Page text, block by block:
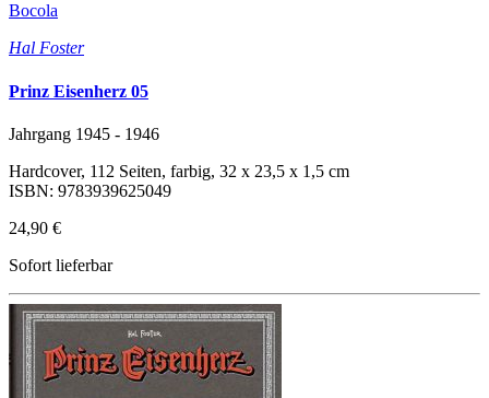
Bocola
Hal Foster
Prinz Eisenherz 05
Jahrgang 1945 - 1946
Hardcover, 112 Seiten, farbig, 32 x 23,5 x 1,5 cm
ISBN: 9783939625049
24,90 €
Sofort lieferbar